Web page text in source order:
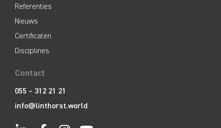
Referenties
Nieuws
Certificaten
Disciplines
Contact
055 – 312 21 21
info@linthorst.world